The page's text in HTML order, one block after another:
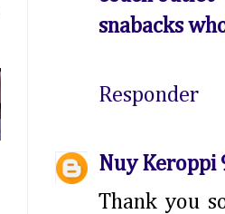
snabacks
Responder
Nuy Keroppi
Thank you